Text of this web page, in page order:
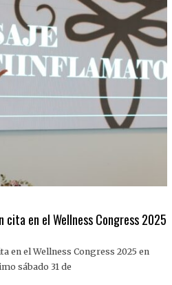
cita en el Wellness Congress 2025
en el Wellness Congress 2025 en
sábado 31 de